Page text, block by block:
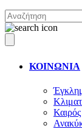
ΚΟΙΝΩΝΙΑ
Καιρός